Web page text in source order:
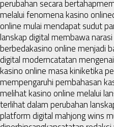
perubahan secara bertahap
melalui fenomena kasino online
online mulai mendapat sudut
lanskap digital membawa
berbedakasino online menjadi
digital moderncatatan
kasino online masa kiniketika
mempengaruhi pembahasan
melihat kasino online melalui
terlihat dalam perubahan
platform digital mahjong wins